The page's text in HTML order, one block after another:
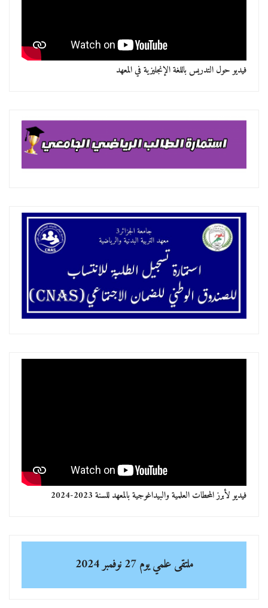
فيديو حول التدريس باللغة الإنجليزية في المعهد
فيديو لأبرز المحطات العلمية والبيداغوجية بالمعهد للسنة 2023-2024
ملتقى علمييوم 27 نوفمبر 2024